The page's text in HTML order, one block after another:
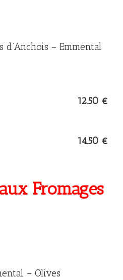
d’Anchois – Emmental
12.50 €
14.50 €
Fromages
– Olives